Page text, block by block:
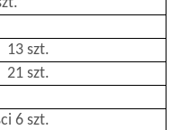
13 szt.
21 szt.
6 szt.